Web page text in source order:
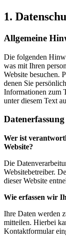
1.
Allgemeine
Die folgenden
was mit Ihren
Website besuchen.
denen Sie
Informationen zum
unter diesem Text
Wer ist
Website?
Die
Websitebetreiber.
dieser Website
Wie erfassen wir
Ihre Daten werden
mitteilen. Hierbei
Kontaktformular